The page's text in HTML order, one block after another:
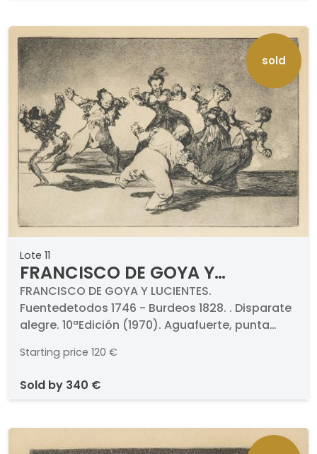
sold
Lote 11
FRANCISCO DE GOYA Y
LUCIENTES - Disparate alegre.
10ªEdición (1970)
FRANCISCO DE GOYA Y LUCIENTES.
Fuentedetodos 1746 - Burdeos 1828. . Disparate
alegre. 10ªEdición (1970). Aguafuerte, punta
Numerado (12). Medidas 246 x 358 mm plancha.
1970.. Procede de la serie Los Disparates..
Starting price 120 €
sold by 340 €